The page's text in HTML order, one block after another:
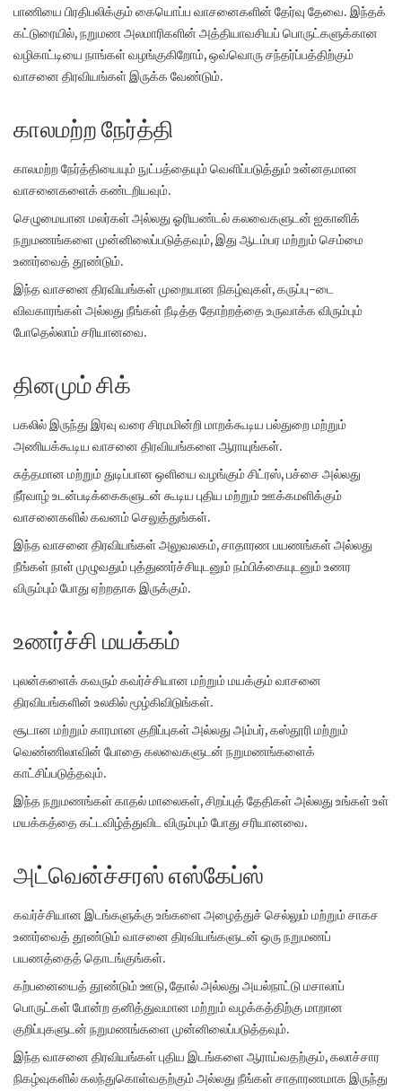
பாணியை பிரதிபலிக்கும் கையொப்ப வாசனைகளின் தேர்வு தேவை. இந்தக்
கட்டுரையில், நறுமண அலமாரிகளின் அத்தியாவசியப் பொருட்களுக்கான
வழிகாட்டியை நாங்கள் வழங்குகிறோம், ஒவ்வொரு சந்தர்ப்பத்திற்கும்
வாசனை திரவியங்கள் இருக்க வேண்டும்.
காலமற்ற நேர்த்தி
காலமற்ற நேர்த்தியையும் நுட்பத்தையும் வெளிப்படுத்தும் உன்னதமான
வாசனைகளைக் கண்டறியவும்.
செழுமையான மலர்கள் அல்லது ஓரியண்டல் கலவைகளுடன் ஐகானிக்
நறுமணங்களை முன்னிலைப்படுத்தவும், இது ஆடம்பர மற்றும் செம்மை
உணர்வைத் தூண்டும்.
இந்த வாசனை திரவியங்கள் முறையான நிகழ்வுகள், கருப்பு-டை
விவகாரங்கள் அல்லது நீங்கள் நீடித்த தோற்றத்தை உருவாக்க விரும்பும்
போதெல்லாம் சரியானவை.
தினமும் சிக்
பகலில் இருந்து இரவு வரை சிரமமின்றி மாறக்கூடிய பல்துறை மற்றும்
அணியக்கூடிய வாசனை திரவியங்களை ஆராயுங்கள்.
சுத்தமான மற்றும் துடிப்பான ஒளியை வழங்கும் சிட்ரஸ், பச்சை அல்லது
நீர்வாழ் உடன்படிக்கைகளுடன் கூடிய புதிய மற்றும் ஊக்கமளிக்கும்
வாசனைகளில் கவனம் செலுத்துங்கள்.
இந்த வாசனை திரவியங்கள் அலுவலகம், சாதாரண பயணங்கள் அல்லது
நீங்கள் நாள் முழுவதும் புத்துணர்ச்சியுடனும் நம்பிக்கையுடனும் உணர
விரும்பும் போது ஏற்றதாக இருக்கும்.
உணர்ச்சி மயக்கம்
புலன்களைக் கவரும் கவர்ச்சியான மற்றும் மயக்கும் வாசனை
திரவியங்களின் உலகில் மூழ்கிவிடுங்கள்.
சூடான மற்றும் காரமான குறிப்புகள் அல்லது அம்பர், கஸ்தூரி மற்றும்
வெண்ணிலாவின் போதை கலவைகளுடன் நறுமணங்களைக்
காட்சிப்படுத்தவும்.
இந்த நறுமணங்கள் காதல் மாலைகள், சிறப்புத் தேதிகள் அல்லது உங்கள் உள்
மயக்கத்தை கட்டவிழ்த்துவிட விரும்பும் போது சரியானவை.
அட்வென்ச்சரஸ் எஸ்கேப்ஸ்
கவர்ச்சியான இடங்களுக்கு உங்களை அழைத்துச் செல்லும் மற்றும் சாகச
உணர்வைத் தூண்டும் வாசனை திரவியங்களுடன் ஒரு நறுமணப்
பயணத்தைத் தொடங்குங்கள்.
கற்பனையைத் தூண்டும் ஊடு, தோல் அல்லது அயல்நாட்டு மசாலாப்
பொருட்கள் போன்ற தனித்துவமான மற்றும் வழக்கத்திற்கு மாறான
குறிப்புகளுடன் நறுமணங்களை முன்னிலைப்படுத்தவும்.
இந்த வாசனை திரவியங்கள் புதிய இடங்களை ஆராய்வதற்கும், கலாச்சார
நிகழ்வுகளில் கலந்துகொள்வதற்கும் அல்லது நீங்கள் சாதாரணமாக இருந்து